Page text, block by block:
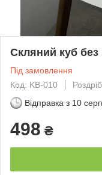
Скляний куб
Під замовлення
Код: KB-010
Роздріб
Відправка з 10
498 ₴